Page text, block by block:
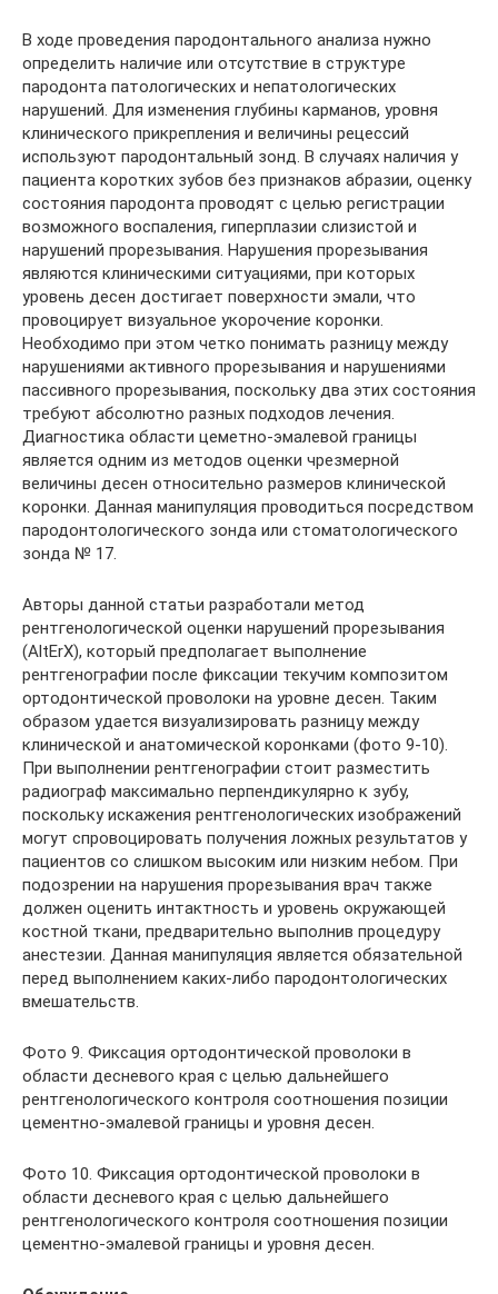
В ходе проведения пародонтального анализа нужно
определить наличие или отсутствие в структуре
пародонта патологических и непатологических
нарушений. Для изменения глубины карманов, уровня
клинического прикрепления и величины рецессий
используют пародонтальный зонд. В случаях наличия у
пациента коротких зубов без признаков абразии, оценку
состояния пародонта проводят с целью регистрации
возможного воспаления, гиперплазии слизистой и
нарушений прорезывания. Нарушения прорезывания
являются клиническими ситуациями, при которых
уровень десен достигает поверхности эмали, что
провоцирует визуальное укорочение коронки.
Необходимо при этом четко понимать разницу между
нарушениями активного прорезывания и нарушениями
пассивного прорезывания, поскольку два этих состояния
требуют абсолютно разных подходов лечения.
Диагностика области цеметно-эмалевой границы
является одним из методов оценки чрезмерной
величины десен относительно размеров клинической
коронки. Данная манипуляция проводиться посредством
пародонтологического зонда или стоматологического
зонда № 17.
Авторы данной статьи разработали метод
рентгенологической оценки нарушений прорезывания
(AltErX), который предполагает выполнение
рентгенографии после фиксации текучим композитом
ортодонтической проволоки на уровне десен. Таким
образом удается визуализировать разницу между
клинической и анатомической коронками (фото 9-10).
При выполнении рентгенографии стоит разместить
радиограф максимально перпендикулярно к зубу,
поскольку искажения рентгенологических изображений
могут спровоцировать получения ложных результатов у
пациентов со слишком высоким или низким небом. При
подозрении на нарушения прорезывания врач также
должен оценить интактность и уровень окружающей
костной ткани, предварительно выполнив процедуру
анестезии. Данная манипуляция является обязательной
перед выполнением каких-либо пародонтологических
вмешательств.
Фото 9. Фиксация ортодонтической проволоки в
области десневого края с целью дальнейшего
рентгенологического контроля соотношения позиции
цементно-эмалевой границы и уровня десен.
Фото 10. Фиксация ортодонтической проволоки в
области десневого края с целью дальнейшего
рентгенологического контроля соотношения позиции
цементно-эмалевой границы и уровня десен.